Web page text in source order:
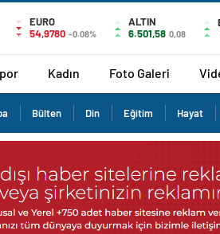
EURO
54,9780 -0.08%
ALTIN
6.501,58 0,08
Kadın Foto Galeri
Bülten Din Eğitim Hayat